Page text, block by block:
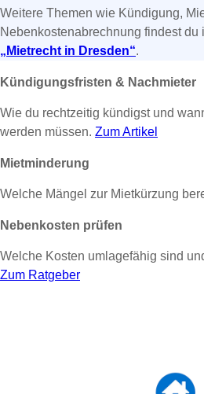
Weitere Themen wie Kündigung,
Nebenkostenabrechnung findest du
„Mietrecht in Dresden“.
Kündigungsfristen & Nachmieter
Wie du rechtzeitig kündigst und
werden müssen. Zum Artikel
Mietminderung
Welche Mängel zur Mietkürzung
Nebenkosten prüfen
Welche Kosten umlagefähig sind
Zum Ratgeber